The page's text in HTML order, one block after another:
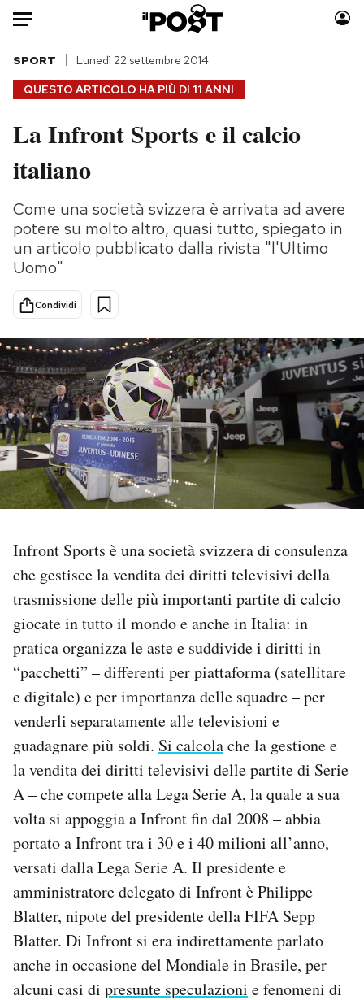
Auto
HOME
Italia
Politica
Tecnologia
Internet
Scienza
Cultura
Economia
Moda
Storie/Idee
Ok Boomer!
Media
PODCAST
NEWSLETTER
I MIEI PREFERITI
SHOP
AREA PERSONALE
Area Personale
Newsletter
Notifiche mobile
Regala il Post
Esci
QUESTO ARTICOLO HA PIÙ DI 11 ANNI
SPORT Lunedì 22 settembre 2014
La Infront Sports e il calcio
italiano
Come una società svizzera è arrivata ad avere
potere su molto altro, quasi tutto, spiegato in
un articolo pubblicato dalla rivista "l'Ultimo
Uomo"
Condividi
Infront Sports è una società svizzera di consulenza
che gestisce la vendita dei diritti televisivi della
trasmissione delle più importanti partite di calcio
giocate in tutto il mondo e anche in Italia: in
pratica organizza le aste e suddivide i diritti in
“pacchetti” – differenti per piattaforma (satellitare
e digitale) e per importanza delle squadre – per
venderli separatamente alle televisioni e
guadagnare più soldi. Si calcolache la gestione e
la vendita dei diritti televisivi delle partite di Serie
A – che compete alla Lega Serie A, la quale a sua
volta si appoggia a Infront fin dal 2008 – abbia
portato a Infront tra i 30 e i 40 milioni all’anno,
versati dalla Lega Serie A. Il presidente e
amministratore delegato di Infront è Philippe
Blatter, nipote del presidente della FIFA Sepp
Blatter. Di Infront si era indirettamente parlato
anche in occasione del Mondiale in Brasile, per
alcuni casi di presunte speculazioni e fenomeni di